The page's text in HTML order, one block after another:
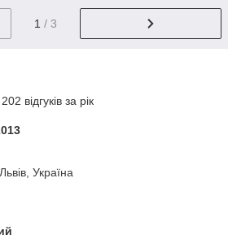
1 / 3
відгуків за рік
Україна